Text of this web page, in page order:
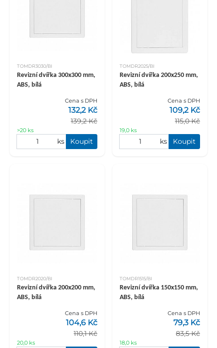
TOMDR3030/BI
Revizní dvířka 300x300 mm,
ABS, bílá
Cena s DPH
139,2 Kč
132,2 Kč
>20 ks
ks Koupit
TOMDR2025/BI
Revizní dvířka 200x250 mm,
ABS, bílá
Cena s DPH
115,0 Kč
109,2 Kč
19,0 ks
ks Koupit
TOMDR2020/BI
Revizní dvířka 200x200 mm,
ABS, bílá
Cena s DPH
110,1 Kč
104,6 Kč
20,0 ks
TOMDR1515/BI
Revizní dvířka 150x150 mm,
ABS, bílá
Cena s DPH
83,5 Kč
79,3 Kč
18,0 ks